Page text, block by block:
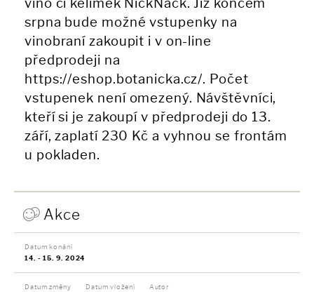
víno či kelímek NickNack. Již koncem
srpna bude možné vstupenky na
vinobraní zakoupit i v on-line
předprodeji na
https://eshop.botanicka.cz/. Počet
vstupenek není omezený. Návštěvníci,
kteří si je zakoupí v předprodeji do 13.
září, zaplatí 230 Kč a vyhnou se frontám
u pokladen.
Akce
Datum konání
14. - 15. 9. 2024
Datum změny
Datum vložení
Autor